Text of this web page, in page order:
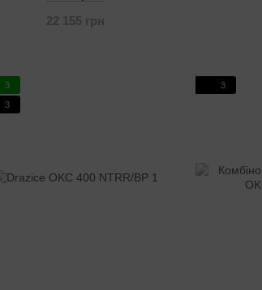
22 155 грн
3
3
3